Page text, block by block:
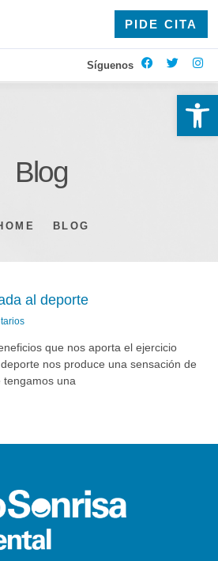
PIDE CITA
Síguenos
Blog
BLOG
al deporte
que nos aporta el ejercicio
nos produce una sensación de
tengamos una